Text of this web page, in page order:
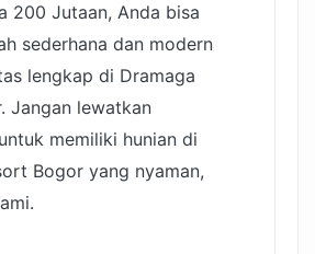
200 Jutaan, Anda bisa
sederhana dan modern
lengkap di Dramaga
Jangan lewatkan
memiliki hunian di
Bogor yang nyaman,